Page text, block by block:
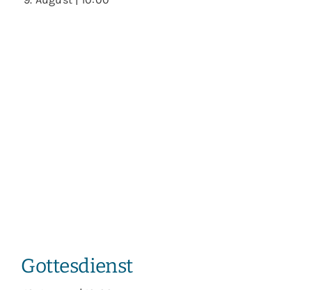
Gottesdienst